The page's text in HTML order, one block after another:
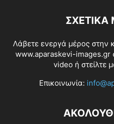
Λάβετε ενεργά μέρος στην
www.aparaskevi-images.gr
video ή στείλτε
Επικοινωνία: